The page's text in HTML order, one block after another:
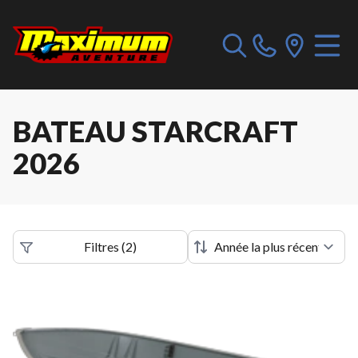
BATEAU STARCRAFT
2026
Filtres (2)